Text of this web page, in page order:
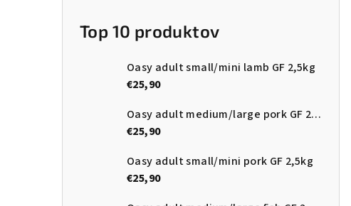
Top 10 produktov
Oasy adult small/mini lamb GF 2,5kg
€25,90
Oasy adult medium/large pork GF 2,5kg
€25,90
Oasy adult small/mini pork GF 2,5kg
€25,90